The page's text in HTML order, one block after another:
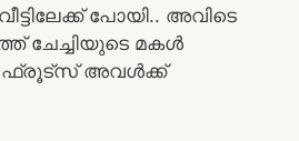
പോയി.. അവിടെ
ചേച്ചിയുടെ മകൾ
ഫ്രൂട്സ് അവൾക്ക്